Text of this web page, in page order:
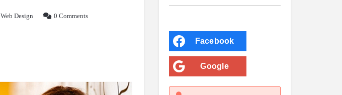
Web Design
0 Comments
Facebook
Google